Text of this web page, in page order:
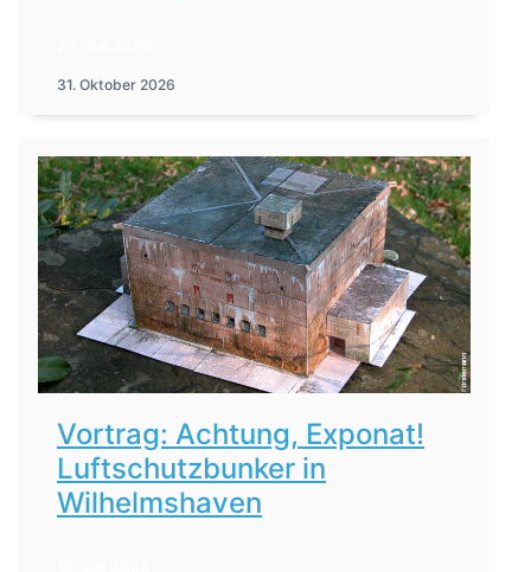
31. Oktober 2026
Vortrag: Achtung, Exponat!
Luftschutzbunker in
Wilhelmshaven